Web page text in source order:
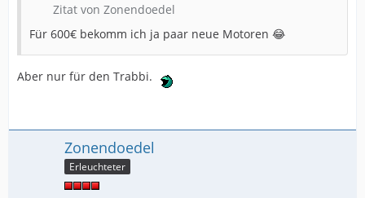
Zitat von Zonendoedel
Für 600€ bekomm ich ja paar neue Motoren 😂
Aber nur für den Trabbi.
Zonendoedel
Erleuchteter